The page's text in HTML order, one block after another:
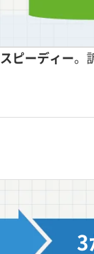
スピーディー。
3